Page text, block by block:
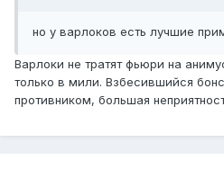
но у варлоков есть лучшие
Варлоки не тратят фьюри на
только в мили. Взбесившийся
противником, большая